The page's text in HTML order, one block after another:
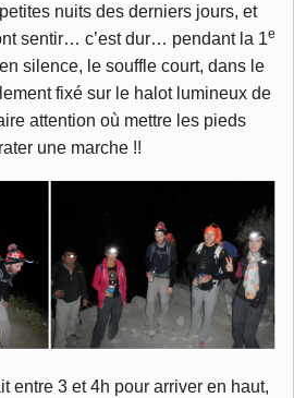
nuits des derniers jours, et
sentir… c’est dur… pendant la 1e
silence, le souffle court, dans le
fixé sur le halot lumineux de
attention où mettre les pieds
une marche !!
entre 3 et 4h pour arriver en haut,